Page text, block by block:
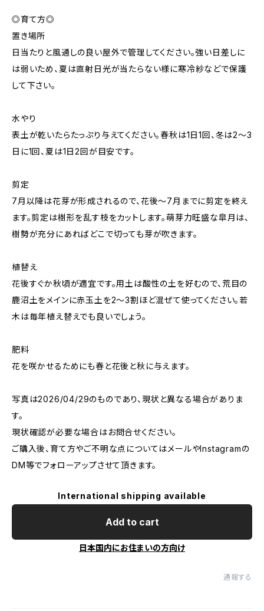
◎育て方◎
置き場所
日当たりと風通しの良い屋外で管理してください。強い日差しに
は弱いため、夏は直射日光が当たらない様に寒冷紗などで保護
して下さい。
水やり
表土が乾いたらたっぷり与えてください。春秋は1日1回、冬は2～3
日に1回、夏は1日2回が目安です。
剪定
7月以降は花芽が形成されるので、花後〜7月までに剪定を終え
ます。剪定は樹形を乱す枝をカットします。萌芽力旺盛な皐月は、
樹勢が充分にあればどこで切っても芽が吹きます。
植替え
花後すぐか秋頃が適宜です。用土は酸性の土を好むので、荒目の
鹿沼土をメインに赤玉土を2～3割ほど混ぜて使ってください。若
木は毎年植え替えでも良いでしょう。
肥料
花を咲かせるためにも春と花後と秋に与えます。
写真は2026/04/29のものであり、現状と異なる場合がありま
す。
現状確認が必要な場合はお問合せください。
ご購入後、育て方やご不明な点についてはメールやInstagramの
DM等でフォローアップさせて頂きます。
International shipping available
Add to cart
日本国内にお住まいの方向け
通報する